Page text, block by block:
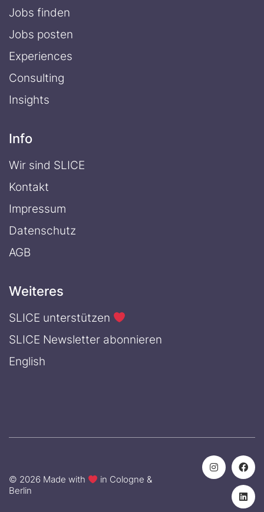
Jobs finden
Jobs posten
Experiences
Consulting
Insights
Info
Wir sind SLICE
Kontakt
Impressum
Datenschutz
AGB
Weiteres
SLICE unterstützen
SLICE Newsletter abonnieren
English
© 2026 Made with
in Cologne &
Berlin